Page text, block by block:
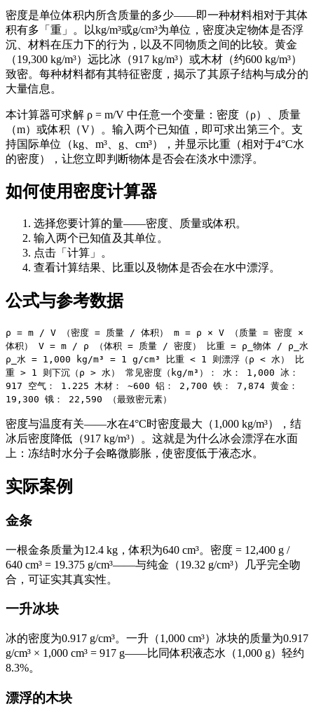
密度是单位体积内所含质量的多少——即一种材料相对于其体
积有多「重」。以kg/m³或g/cm³为单位，密度决定物体是否浮
沉、材料在压力下的行为，以及不同物质之间的比较。黄金
（19,300 kg/m³）远比冰（917 kg/m³）或木材（约600 kg/m³）
致密。每种材料都有其特征密度，揭示了其原子结构与成分的
大量信息。
本计算器可求解 ρ = m/V 中任意一个变量：密度（ρ）、质量
（m）或体积（V）。输入两个已知值，即可求出第三个。支
持国际单位（kg、m³、g、cm³），并显示比重（相对于4°C水
的密度），让您立即判断物体是否会在淡水中漂浮。
如何使用密度计算器
选择您要计算的量——密度、质量或体积。
输入两个已知值及其单位。
点击「计算」。
查看计算结果、比重以及物体是否会在水中漂浮。
公式与参考数据
ρ = m / V （密度 = 质量 / 体积） m = ρ × V （质量 = 密度 ×
体积） V = m / ρ （体积 = 质量 / 密度） 比重 = ρ_物体 / ρ_水
ρ_水 = 1,000 kg/m³ = 1 g/cm³ 比重 < 1 则漂浮（ρ < 水） 比
重 > 1 则下沉（ρ > 水） 常见密度（kg/m³）： 水： 1,000 冰：
917 空气： 1.225 木材： ~600 铝： 2,700 铁： 7,874 黄金：
19,300 锇： 22,590 （最致密元素）
密度与温度有关——水在4°C时密度最大（1,000 kg/m³），结
冰后密度降低（917 kg/m³）。这就是为什么冰会漂浮在水面
上：冻结时水分子会略微膨胀，使密度低于液态水。
实际案例
金条
一根金条质量为12.4 kg，体积为640 cm³。密度 = 12,400 g /
640 cm³ = 19.375 g/cm³——与纯金（19.32 g/cm³）几乎完全吻
合，可证实其真实性。
一升冰块
冰的密度为0.917 g/cm³。一升（1,000 cm³）冰块的质量为0.917
g/cm³ × 1,000 cm³ = 917 g——比同体积液态水（1,000 g）轻约
8.3%。
漂浮的木块